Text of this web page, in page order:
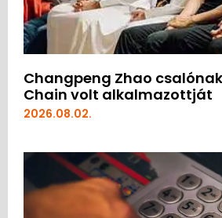
Changpeng Zhao csalónak
Chain volt alkalmazottját
2026.08.02.